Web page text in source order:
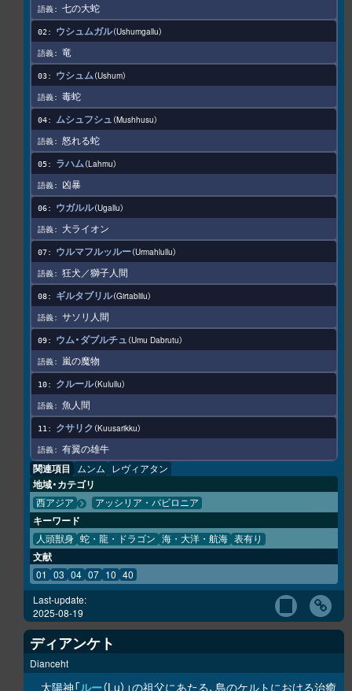
七の大蛇
ウシュムガル Ushumgallu
竜
ウシュム Ushum
毒蛇
ムシュフシュ Mushhusu
怒れる蛇
ラハム Lahmu
凶暴
ウガルル Ugallu
大ライオン
ウルマフルッルー Urmahlullu
狂犬／獅子人間
ギルタブリル Girtablilu
サソリ人間
ウム・ダブルチュ Umu Dabrutu
嵐の魔物
クルール Kulullu
魚人間
クサリク Kuusarikku
有翼の雄牛
関連項目 ムンム レヴィアタン
地域・カテゴリ
西アジア アッシリア・バビロニア
キーワード
人頭獣身 蛇・龍・ドラゴン 海・大洋・航海 表有り
文献
01 03 04 07 10 40
Last-update:
2025-08-19
ディアンケト
Dianceht
太陽神「ルー（Lu）」の祖父にあたる、島のケルトにおける治癒